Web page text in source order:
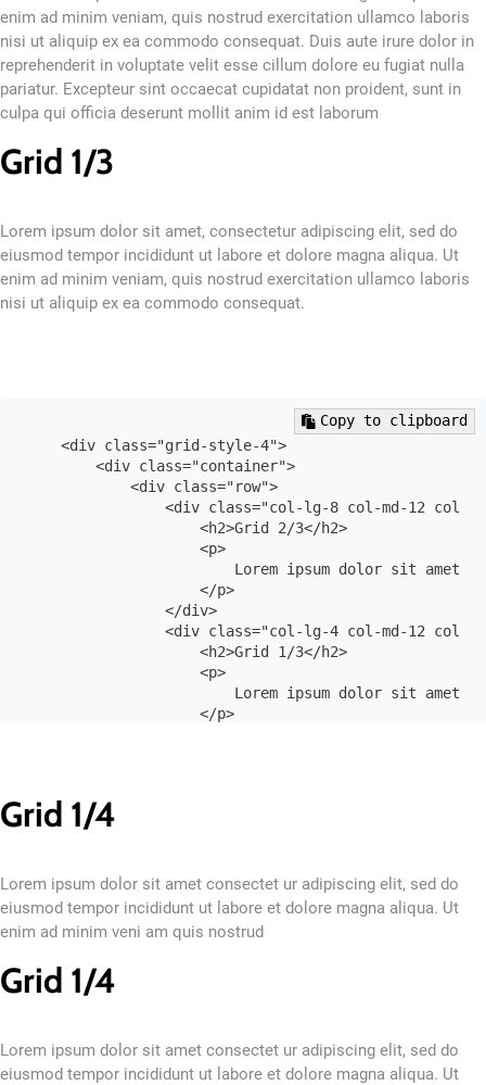
<div class="col-lg-4 col-md-12 col-
                    <h2>Grid 1/3</h2>
                    <p>
Lorem ipsum dolor sit amet,
adipiscing elit, sed do
ut labore et dolore magna
laboris nisi ut aliquip ex
                    </p>
        </div>
    </div>
enim ad minim veniam, quis nostrud exercitation ullamco laboris
nisi ut aliquip ex ea commodo consequat. Duis aute irure dolor in
reprehenderit in voluptate velit esse cillum dolore eu fugiat nulla
pariatur. Excepteur sint occaecat cupidatat non proident, sunt in
culpa qui officia deserunt mollit anim id est laborum
Grid 1/3
Lorem ipsum dolor sit amet, consectetur adipiscing elit, sed do
eiusmod tempor incididunt ut labore et dolore magna aliqua. Ut
enim ad minim veniam, quis nostrud exercitation ullamco laboris
nisi ut aliquip ex ea commodo consequat.
    <div class="grid-style-4">
        <div class="container">
            <div class="row">
<div class="col-lg-8 col-md-12 col-
                    <h2>Grid 2/3</h2>
                    <p>
Lorem ipsum dolor sit amet,
                    </p>
                </div>
<div class="col-lg-4 col-md-12 col-
                    <h2>Grid 1/3</h2>
                    <p>
Lorem ipsum dolor sit amet,
                    </p>
Copy to clipboard
Grid 1/4
Lorem ipsum dolor sit amet consectet ur adipiscing elit, sed do
eiusmod tempor incididunt ut labore et dolore magna aliqua. Ut
enim ad minim veni am quis nostrud
Grid 1/4
Lorem ipsum dolor sit amet consectet ur adipiscing elit, sed do
eiusmod tempor incididunt ut labore et dolore magna aliqua. Ut